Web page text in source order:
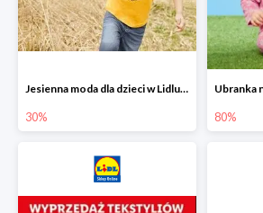
Jesienna moda dla dzieci w Lidlu Online do -30%
30% 80%